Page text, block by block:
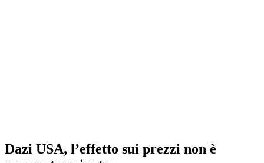
Dazi USA, l’effetto sui prezzi non è